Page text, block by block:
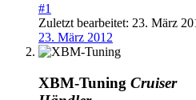
#1
Zuletzt bearbeitet: 23. März
23. März 2012
XBM-Tuning Cruiser